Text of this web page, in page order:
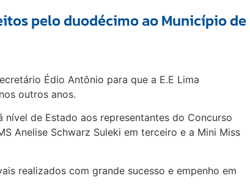
pelo duodécimo ao Município de
Édio Antônio para que a E.E Lima
outros anos.
de Estado aos representantes do Concurso
Anelise Schwarz Suleki em terceiro e a Mini Miss
realizados com grande sucesso e empenho em